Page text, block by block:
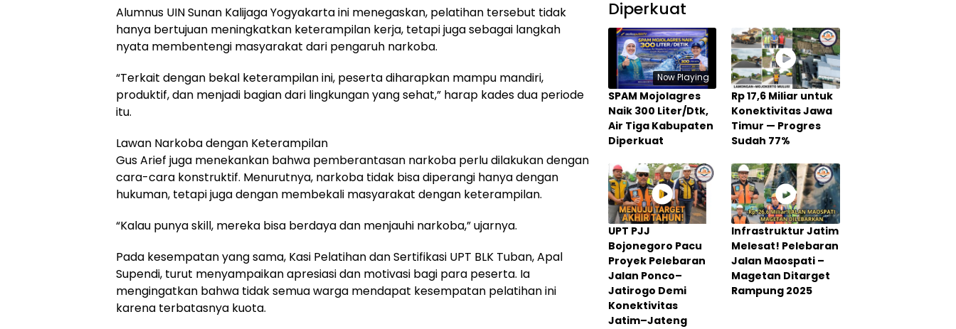
Alumnus UIN Sunan Kalijaga Yogyakarta ini menegaskan, pelatihan tersebut tidak
hanya bertujuan meningkatkan keterampilan kerja, tetapi juga sebagai langkah
nyata membentengi masyarakat dari pengaruh narkoba.
“Terkait dengan bekal keterampilan ini, peserta diharapkan mampu mandiri,
produktif, dan menjadi bagian dari lingkungan yang sehat,” harap kades dua periode
itu.
Lawan Narkoba dengan Keterampilan
Gus Arief juga menekankan bahwa pemberantasan narkoba perlu dilakukan dengan
cara-cara konstruktif. Menurutnya, narkoba tidak bisa diperangi hanya dengan
hukuman, tetapi juga dengan membekali masyarakat dengan keterampilan.
“Kalau punya skill, mereka bisa berdaya dan menjauhi narkoba,” ujarnya.
Pada kesempatan yang sama, Kasi Pelatihan dan Sertifikasi UPT BLK Tuban, Apal
Supendi, turut menyampaikan apresiasi dan motivasi bagi para peserta. Ia
mengingatkan bahwa tidak semua warga mendapat kesempatan pelatihan ini
karena terbatasnya kuota.
Diperkuat
Now Playing
SPAM Mojolagres
Naik 300 Liter/Dtk,
Air Tiga Kabupaten
Diperkuat
Rp 17,6 Miliar untuk
Konektivitas Jawa
Timur — Progres
Sudah 77%
UPT PJJ
Bojonegoro Pacu
Proyek Pelebaran
Jalan Ponco–
Jatirogo Demi
Konektivitas
Jatim–Jateng
Infrastruktur Jatim
Melesat! Pelebaran
Jalan Maospati –
Magetan Ditarget
Rampung 2025